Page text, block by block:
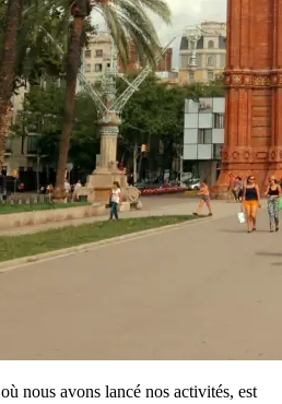
nous avons lancé nos activités, est